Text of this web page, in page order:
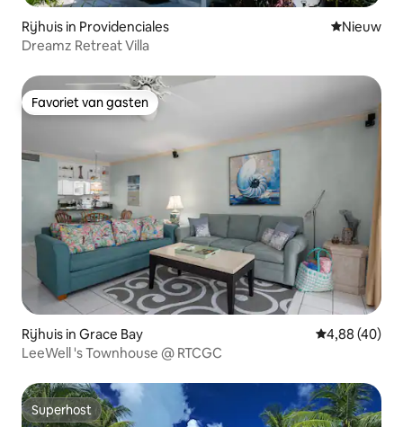
Rijhuis in Providenciales Nieuwe
Nieuw
Dreamz Retreat Villa
Favoriet van gasten
Favoriet van gasten
Rijhuis in Grace Bay Gemiddelde
4,88 (40)
LeeWell 's Townhouse @ RTCGC
Superhost
Superhost